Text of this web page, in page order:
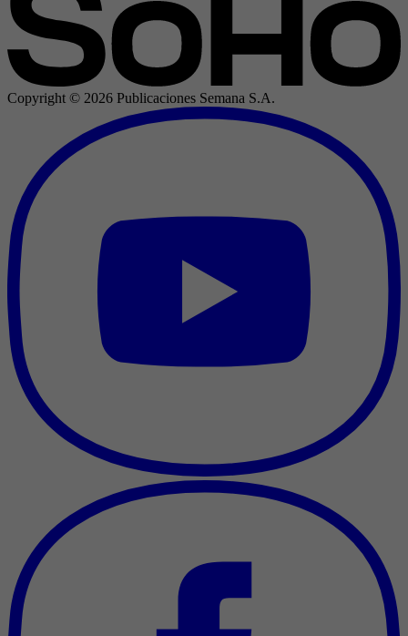
Copyright © 2026 Publicaciones Semana S.A.